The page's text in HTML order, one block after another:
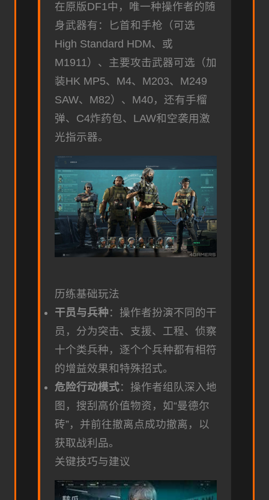
在原版DF1中，唯一种操作者的随
身武器有：匕首和手枪（可选
High Standard HDM、或
M1911）、主要攻击武器可选（加
装HK MP5、M4、M203、M249
SAW、M82）、M40，还有手榴
弹、C4炸药包、LAW和空袭用激
光指示器。
历练基础玩法
干员与兵种 ：操作者扮演不同的干
员，分为突击、支援、工程、侦察
十个类兵种，逐个个兵种都有相符
的增益效果和特殊招式。
危险行动模式：操作者组队深入地
图，搜刮高价值物资，如“曼德尔
砖”，并前往撤离点成功撤离，以
获取战利品。
关键技巧与建议